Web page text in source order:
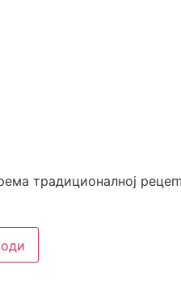
традиционалној